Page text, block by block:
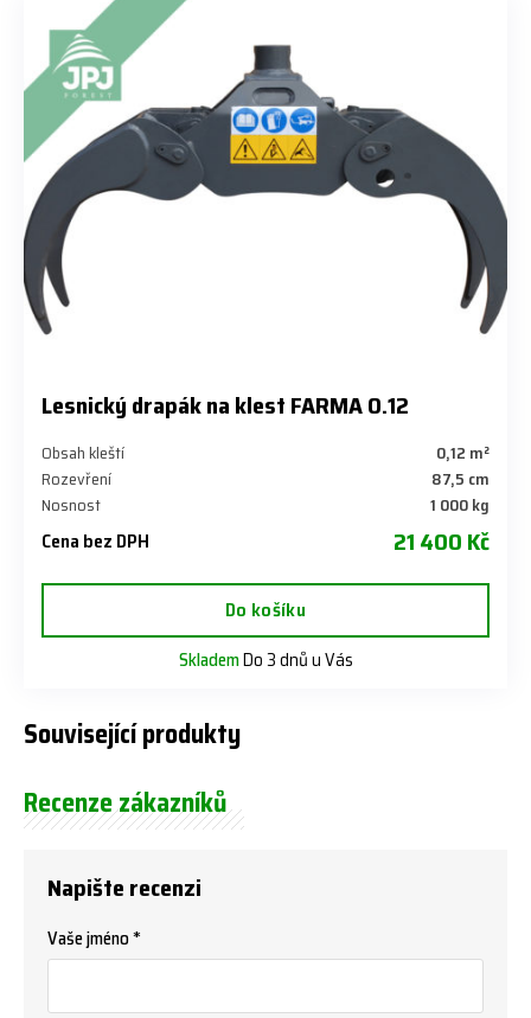
Lesnický drapák na klest FARMA 0.12
Obsah kleští
0,12 m²
Rozevření
87,5 cm
Nosnost
1 000 kg
Cena bez DPH 21 400 Kč
Do košíku
SklademDo 3 dnů u Vás
Související produkty
Recenze zákazníků
Napište recenzi
Vaše jméno *